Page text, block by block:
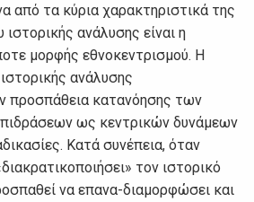
από τα κύρια χαρακτηριστικά της
ανάλυσης είναι η
μορφής εθνοκεντρισμού. Η
ανάλυσης
προσπάθεια κατανόησης των
ως κεντρικών δυνάμεων
Κατά συνέπεια, όταν
τον ιστορικό
να επανα-διαμορφώσει και